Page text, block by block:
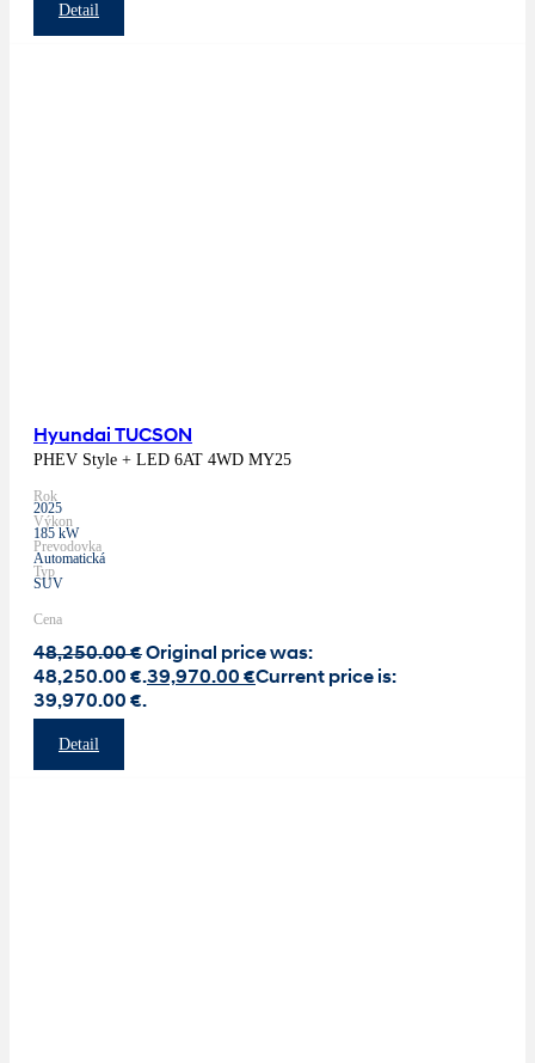
Detail
Hyundai TUCSON
PHEV Style + LED 6AT 4WD MY25
Rok
2025
Výkon
185 kW
Prevodovka
Automatická
Typ
SUV
Cena
48,250.00€Original price was:
48,250.00 €.39,970.00 €Current price is:
39,970.00 €.
Detail